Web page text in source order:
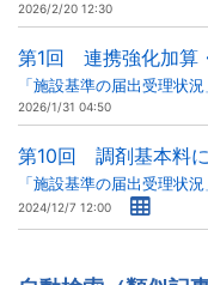
2026/2/20 12:30
第1回 連携強化加算
「施設基準の届出受理状
2026/1/31 04:50
第10回 調剤基本料
「施設基準の届出受理状
2024/12/7 12:00